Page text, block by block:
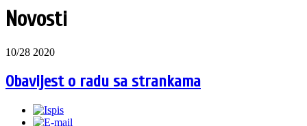
Novosti
10/28 2020
Obavijest o radu sa strankama